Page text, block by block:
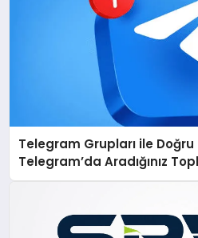
Telegram Grupları ile Doğru
Telegram’da Aradığınız
Ulaşın